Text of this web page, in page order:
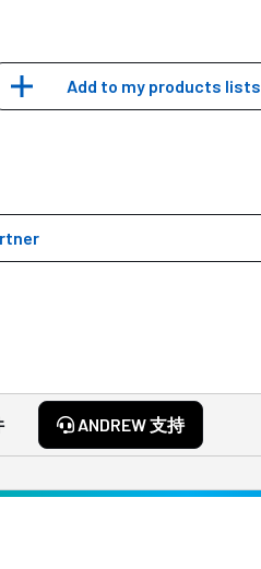
Add to my products lists
ANDREW 支持